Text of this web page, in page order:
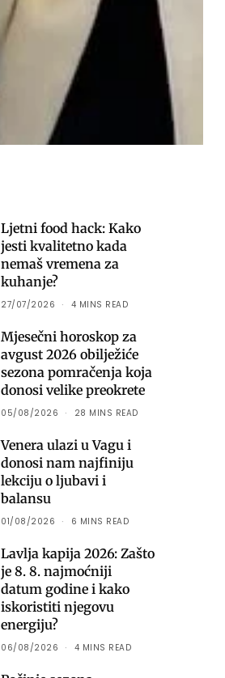
Ljetni food hack: Kako
jesti kvalitetno kada
nemaš vremena za
kuhanje?
27/07/2026 4 MINS READ
Mjesečni horoskop za
avgust 2026 obilježiće
sezona pomračenja koja
donosi velike preokrete
05/08/2026 28 MINS READ
Venera ulazi u Vagu i
donosi nam najfiniju
lekciju o ljubavi i
balansu
01/08/2026 6 MINS READ
Lavlja kapija 2026: Zašto
je 8. 8. najmoćniji
datum godine i kako
iskoristiti njegovu
energiju?
06/08/2026 4 MINS READ